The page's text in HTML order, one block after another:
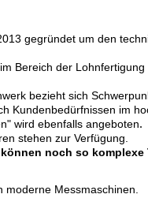
gegründet um den
Bereich der
bezieht sich
Kundenbedürfnissen im
wird ebenfalls angeboten.
stehen zur Verfügung.
noch so komplexe
Messmaschinen.